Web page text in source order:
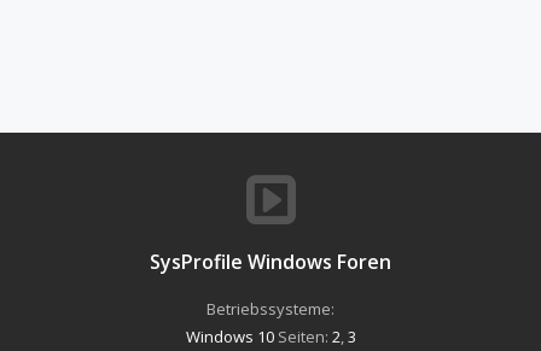
SysProfile Windows Foren
Betriebssysteme:
Windows 10Seiten: 2 3